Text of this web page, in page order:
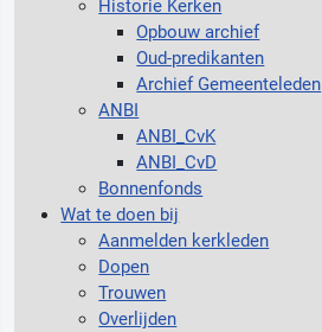
Historie Kerken
Opbouw archief
Oud-predikanten
Archief Gemeenteleden
ANBI
ANBI_CvK
ANBI_CvD
Bonnenfonds
Wat te doen bij
Aanmelden kerkleden
Dopen
Trouwen
Overlijden